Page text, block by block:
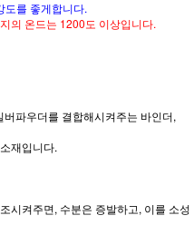
도를 좋게합니다.
의 온드는 1200도 이상입니다.
파우더를 결합해시켜주는 바인더,
재입니다.
시켜주면, 수분은 증발하고, 이를 소성